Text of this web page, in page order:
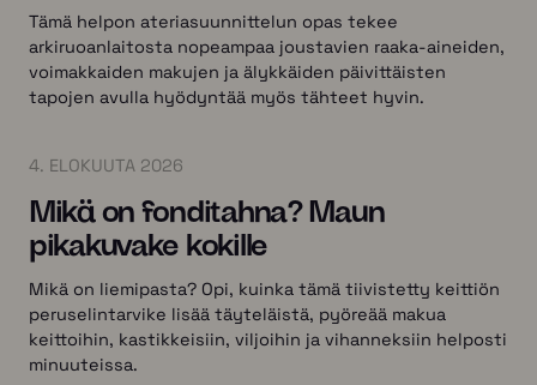
Tämä helpon ateriasuunnittelun opas tekee
arkiruoanlaitosta nopeampaa joustavien raaka-aineiden,
voimakkaiden makujen ja älykkäiden päivittäisten
tapojen avulla hyödyntää myös tähteet hyvin.
4. ELOKUUTA 2026
Mikä on fonditahna? Maun
pikakuvake kokille
Mikä on liemipasta? Opi, kuinka tämä tiivistetty keittiön
peruselintarvike lisää täyteläistä, pyöreää makua
keittoihin, kastikkeisiin, viljoihin ja vihanneksiin helposti
minuuteissa.